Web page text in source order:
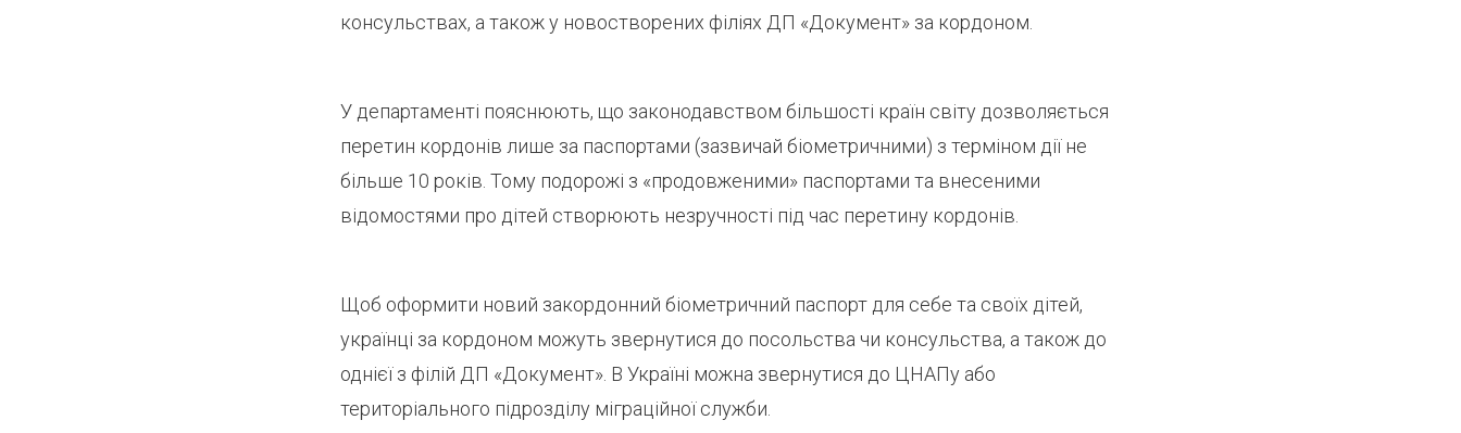
консульствах, а також у новостворених філіях ДП «Документ» за кордоном.
У департаменті пояснюють, що законодавством більшості країн світу дозволяється
перетин кордонів лише за паспортами (зазвичай біометричними) з терміном дії не
більше 10 років. Тому подорожі з «продовженими» паспортами та внесеними
відомостями про дітей створюють незручності під час перетину кордонів.
Щоб оформити новий закордонний біометричний паспорт для себе та своїх дітей,
українці за кордоном можуть звернутися до посольства чи консульства, а також до
однієї з філій ДП «Документ». В Україні можна звернутися до ЦНАПу або
територіального підрозділу міграційної служби.